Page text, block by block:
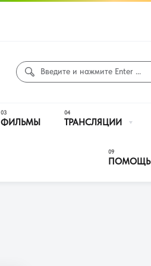
ФИЛЬМЫ ТРАНСЛЯЦИИ
ПОМОЩЬ